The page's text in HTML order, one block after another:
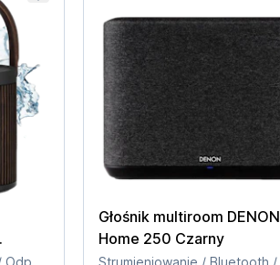
Głośnik multiroom DENON
Home 250 Czarny